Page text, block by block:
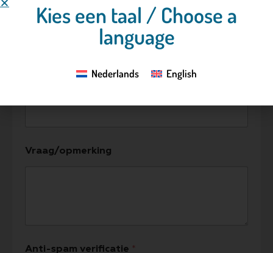
E-mailadres*
Vraag/opmerking
Anti-spam verificatie *
Kies een taal / Choose a
language
Nederlands English